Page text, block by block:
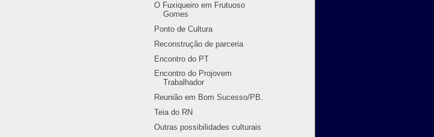
O Fuxiqueiro em Frutuoso
Gomes
Ponto de Cultura
Reconstrução de parceria
Encontro do PT
Encontro do Projovem
Trabalhador
Reunião em Bom Sucesso/PB.
Teia do RN
Outras possibilidades culturais